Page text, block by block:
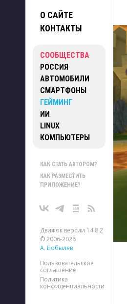
О САЙТЕ
КОНТАКТЫ
СООБЩЕСТВА
РОССИЯ
АВТОМОБИЛИ
СМАРТФОНЫ
ГЕЙМИНГ
ИИ
LINUX
КОМПЬЮТЕРЫ
КАК СТАТЬ АВТОРОМ?
КАК РАЗМЕСТИТЬ
ПРИЛОЖЕНИЕ?
Движок версии 14.8.2
© 2006-2026
А. Бобылев
Пользовательское
соглашение
Политика
конфиденциальности